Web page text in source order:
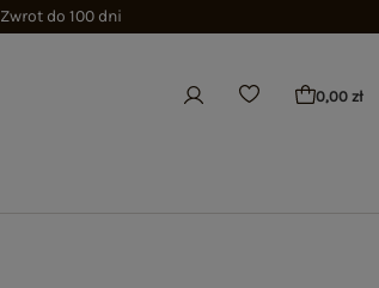
Zwrot do 100 dni
0,00 zł